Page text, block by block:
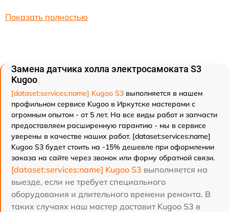
Показать полностью
Замена датчика холла электросамоката S3
Kugoo
[dataset:services:name] Kugoo S3 выполняется в нашем
профильном сервисе Kugoo в Иркутске мастерами с
огромным опытом - от 5 лет. На все виды работ и запчасти
предоставляем расширенную гарантию - мы в сервисе
уверены в качестве наших работ. [dataset:services:name]
Kugoo S3 будет стоить на -15% дешевле при оформлении
заказа на сайте через звонок или форму обратной связи.
[dataset:services:name] Kugoo S3 выполняется на
выезде, если не требует специального
оборудования и длительного времени ремонта. В
таких случаях наш мастер доставит Kugoo S3 в